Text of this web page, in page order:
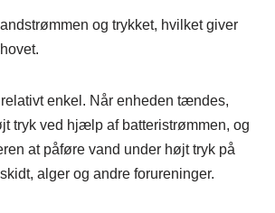
og trykket, hvilket giver
enkel. Når enheden tændes,
tryk ved hjælp af batteristrømmen, og
at påføre vand under højt tryk på
alger og andre forureninger.